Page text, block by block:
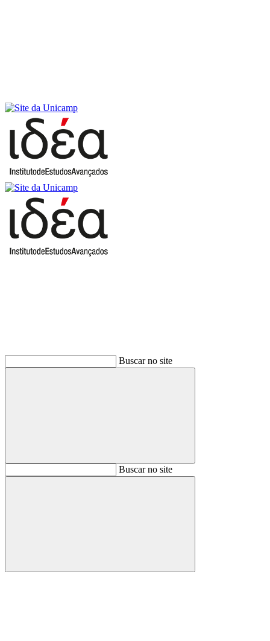
Buscar no site
BuscarBuscar no site
Buscar